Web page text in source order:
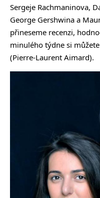
Sergeje Rachmaninova,
George Gershwina a
přineseme recenzi,
minulého týdne si
(Pierre-Laurent Aimard).